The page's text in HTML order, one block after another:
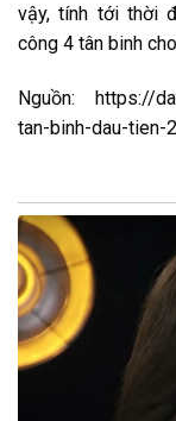
vậy, tính tới thời
công 4 tân binh
Nguồn: https://
tan-binh-dau-tien-